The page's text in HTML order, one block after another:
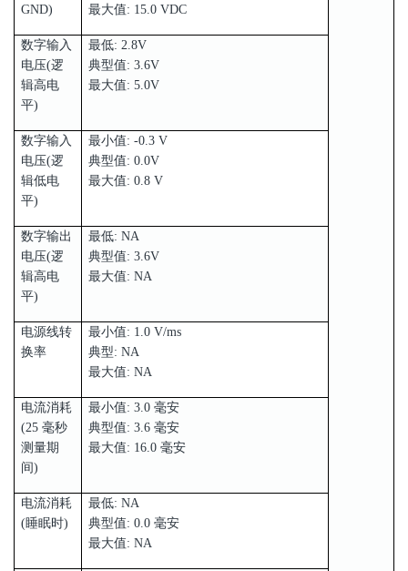
GND)
最大值: 15.0 VDC
数字输入
电压(逻
辑高电
平)
最低: 2.8V
典型值: 3.6V
最大值: 5.0V
数字输入
电压(逻
辑低电
平)
最小值: -0.3 V
典型值: 0.0V
最大值: 0.8 V
数字输出
电压(逻
辑高电
平)
最低: NA
典型值: 3.6V
最大值: NA
电源线转
换率
最小值: 1.0 V/ms
典型: NA
最大值: NA
电流消耗
(25 毫秒
测量期
间)
最小值: 3.0 毫安
典型值: 3.6 毫安
最大值: 16.0 毫安
电流消耗
(睡眠时)
最低: NA
典型值: 0.0 毫安
最大值: NA